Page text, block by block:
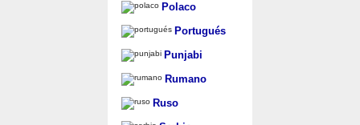
Polaco
Portugués
Punjabi
Rumano
Ruso